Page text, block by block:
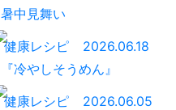
暑中見舞い
健康レシピ
2026.06.18
『冷やしそうめん』
健康レシピ
2026.06.05